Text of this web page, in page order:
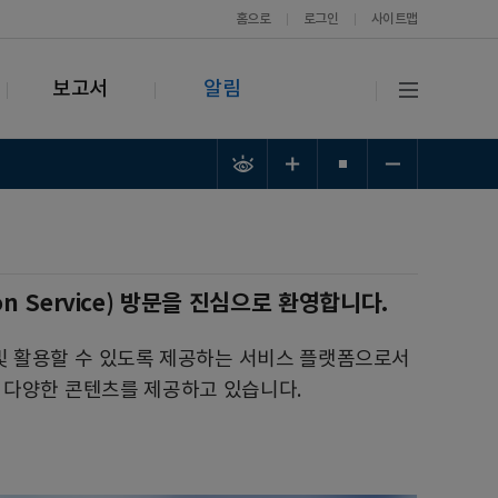
홈으로 로그인 사이트맵
보고서 알림
방문을 진심으로 환영합니다.
용할 수 있도록 제공하는 서비스 플랫폼으로서
양한 콘텐츠를 제공하고 있습니다.